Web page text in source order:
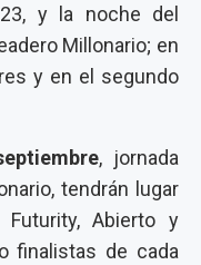
y la noche del
Millonario; en
y en el segundo
, jornada
tendrán lugar
Abierto y
finalistas de cada